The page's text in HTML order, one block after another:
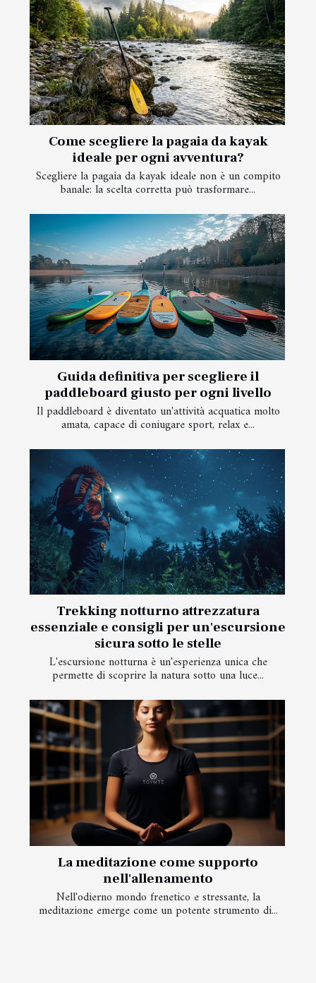
Come scegliere la pagaia da kayak
ideale per ogni avventura?
Scegliere la pagaia da kayak ideale non è un compito
banale: la scelta corretta può trasformare...
Guida definitiva per scegliere il
paddleboard giusto per ogni livello
Il paddleboard è diventato un'attività acquatica molto
amata, capace di coniugare sport, relax e...
Trekking notturno attrezzatura
essenziale e consigli per un'escursione
sicura sotto le stelle
L'escursione notturna è un'esperienza unica che
permette di scoprire la natura sotto una luce...
La meditazione come supporto
nell'allenamento
Nell'odierno mondo frenetico e stressante, la
meditazione emerge come un potente strumento di...